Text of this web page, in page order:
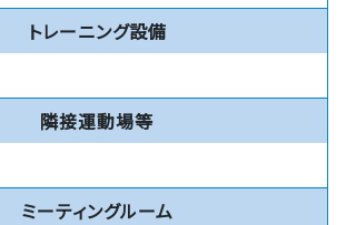
トレーニング設備
隣接運動場等
ミーティングルーム